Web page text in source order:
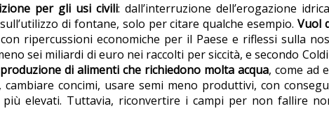
per gli usi civili: dall’interruzione dell’erogazione
di fontane, solo per citare qualche esempio.Vuol
ripercussioni economiche per il Paese e riflessi sulla
sei miliardi di euro nei raccolti per siccità, e secondo
di alimenti che richiedono molta acqua, come ad
cambiare concimi, usare semi meno produttivi, con
elevati. Tuttavia, riconvertire i campi per non fallire